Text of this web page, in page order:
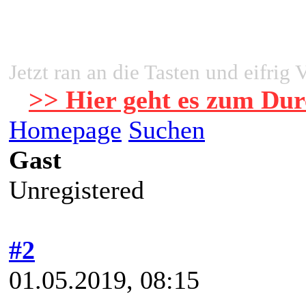
Jetzt ran an die Tasten und eifrig
>> Hier geht es zum
Homepage Suchen
Gast
Unregistered
#2
01.05.2019, 08:15